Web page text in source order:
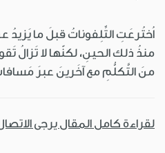
منذُ ذلك الحينِ، لكنّها لا
منَ التَّكلُّمِ مع آخَرينَ عبرَ
لقراءة كامل المقال يرجى